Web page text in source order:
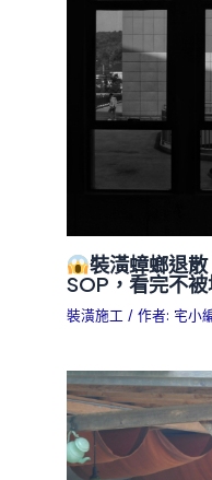
裝潢蟑螂退
SOP，看完不被
裝潢施工 / 作者: 宅小